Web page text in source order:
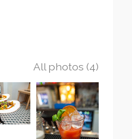
All photos (4)